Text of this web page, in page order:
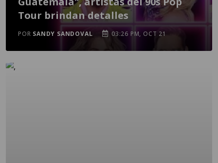
Tour brindan detalles
POR SANDY SANDOVAL 03:26 PM, OCT 21